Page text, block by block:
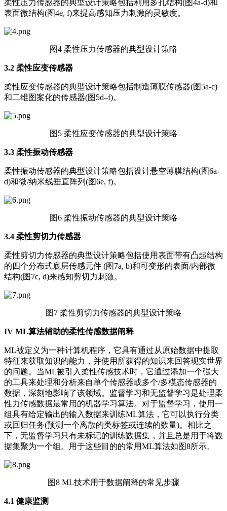
柔性压力传感器的典型设计策略包括利用多孔结构(图4a-d)和
表面微结构(图4e, f)来提高感知压力刺激的灵敏度。
图4 柔性压力传感器的典型设计策略
3.2 柔性应变传感器
柔性应变传感器的典型设计策略包括制造薄膜传感器(图5a-c)
和二维图案化的传感器(图5d–f)。
图5 柔性应变传感器的典型设计策略
3.3 柔性振动传感器
柔性振动传感器的典型设计策略包括设计悬空薄膜结构(图6a-
d)和微/纳米线垂直阵列(图6e, f)。
图6 柔性振动传感器的典型设计策略
3.4 柔性剪切力传感器
柔性剪切力传感器的典型设计策略包括使用表面带有凸起结构
的四个分布式底层传感元件 (图7a, b)和可变形的表面/内部微
结构(图7c, d)来感知剪切力刺激。
图7 柔性剪切力传感器的典型设计策略
IV ML算法辅助的柔性传感数据阐释
ML被定义为一种计算机程序，它具有通过从原始数据中提取
特征来获取知识的能力，并使用所获得的知识来回答现实世界
的问题。当ML被引入柔性传感技术时，它通过添加一个强大
的工具来处理和分析来自单个传感器或多个/多模态传感器的
数据，深刻地影响了该领域。监督学习和无监督学习是处理柔
性力传感数据最常用的机器学习算法。对于监督学习，使用一
组具有给定输出的输入数据来训练ML算法，它可以执行分类
或回归任务(预测一个离散的类标签或连续的数量)。相比之
下，无监督学习只有未标记的训练数据集，并且总是用于将数
据集聚为一个组。用于这些目的的常用ML算法如图8所示。
图8 ML技术用于数据阐释的常见步骤
4.1 健康监测